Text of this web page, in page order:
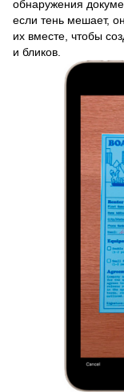
обнаружения
если тень мешает,
их вместе, чтобы
и бликов.